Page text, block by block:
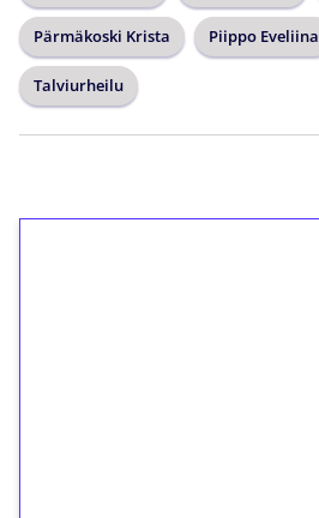
Pärmäkoski Krista Piippo Eveliina
Talviurheilu